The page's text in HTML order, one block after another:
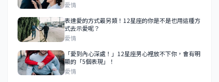
愛情
表達愛的方式最另類！12星座的你是不是也用這種方
式去示愛呢？
愛情
「愛到內心深處！」12星座男心裡放不下你，會有明
顯的「5個表現」！
愛情